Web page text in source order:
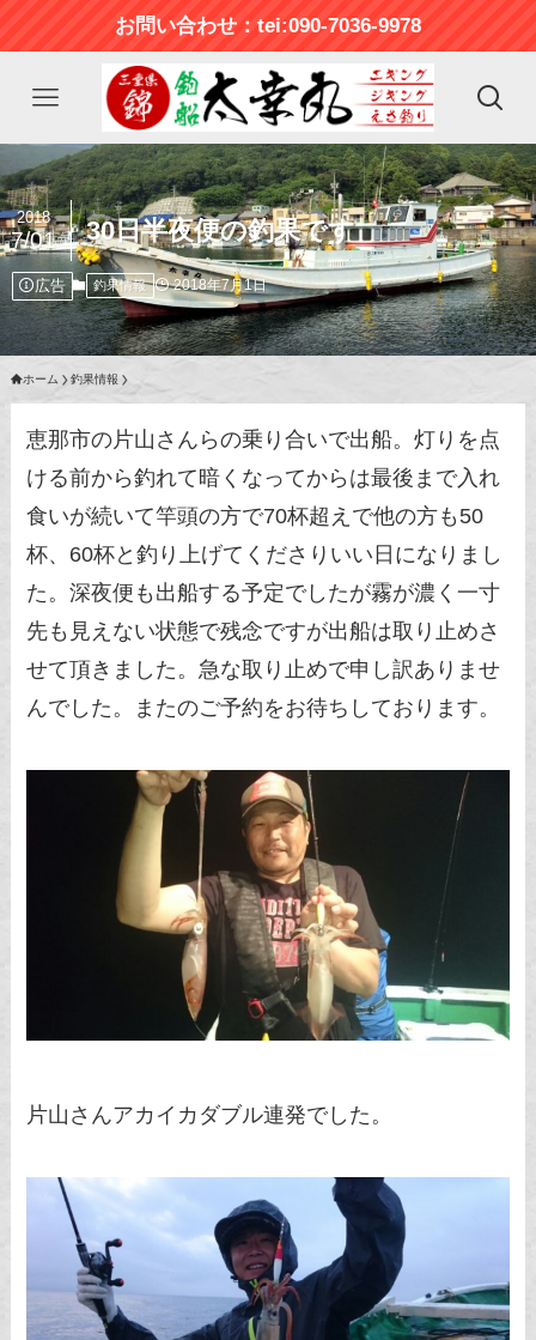
お問い合わせ：tei:090-7036-9978
30日半夜便の釣果です
2018
7/01
広告 釣果情報 2018年7月1日
ホーム 釣果情報
恵那市の片山さんらの乗り合いで出船。灯りを点
ける前から釣れて暗くなってからは最後まで入れ
食いが続いて竿頭の方で70杯超えで他の方も50
杯、60杯と釣り上げてくださりいい日になりまし
た。深夜便も出船する予定でしたが霧が濃く一寸
先も見えない状態で残念ですが出船は取り止めさ
せて頂きました。急な取り止めで申し訳ありませ
んでした。またのご予約をお待ちしております。
片山さんアカイカダブル連発でした。